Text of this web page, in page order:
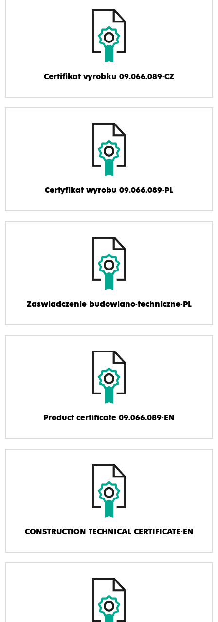
Certifikat vyrobku 09.066.089-CZ
Certyfikat wyrobu 09.066.089-PL
Zaswiadczenie budowlano-techniczne-PL
Product certificate 09.066.089-EN
CONSTRUCTION TECHNICAL CERTIFICATE-EN